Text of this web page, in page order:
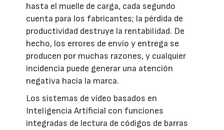
hasta el muelle de carga, cada segundo
cuenta para los fabricantes; la pérdida de
productividad destruye la rentabilidad. De
hecho, los errores de envío y entrega se
producen por muchas razones, y cualquier
incidencia puede generar una atención
negativa hacia la marca.
Los sistemas de vídeo basados en
Inteligencia Artificial con funciones
integradas de lectura de códigos de barras